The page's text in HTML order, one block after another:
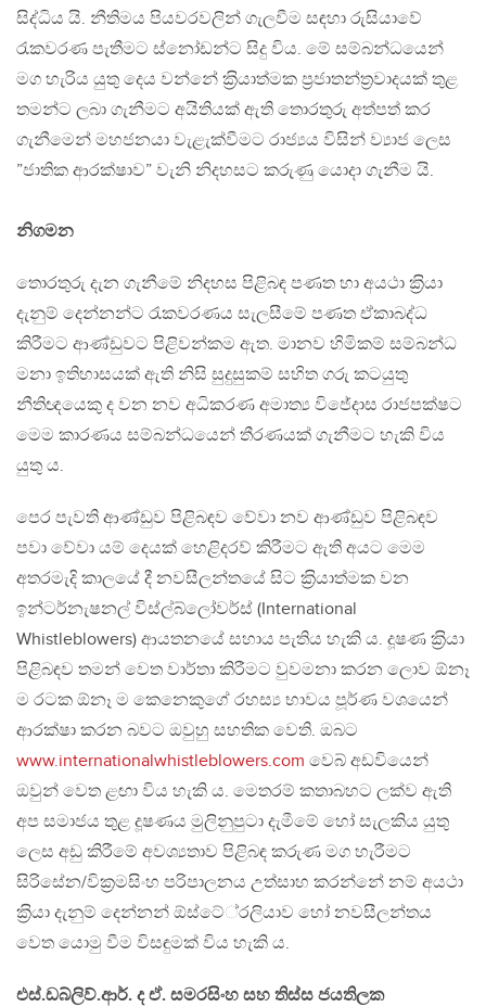
සිද්ධිය යි. නීතිමය පියවරවලින් ගැලවීම සඳහා රුසියාවේ
රැකවරණ පැතීමට ස්නෝඩන්ට සිදු විය. මේ සම්බන්ධයෙන්
මග හැරිය යුතු දෙය වන්නේ ක‍්‍රියාත්මක ප‍්‍රජාතන්ත‍්‍රවාදයක් තුළ
තමන්ට ලබා ගැනීමට අයිතියක් ඇති තොරතුරු අත්පත් කර
ගැනීමෙන් මහජනයා වැළැක්වීමට රාජ්‍යය විසින් ව්‍යාජ ලෙස
”ජාතික ආරක්ෂාව” වැනි නිදහසට කරුණු යොදා ගැනීම යි.
නිගමන
තොරතුරු දැන ගැනීමේ නිදහස පිළිබඳ පණත හා අයථා ක‍්‍රියා
දැනුම් දෙන්නන්ට රැකවරණය සැලසීමේ පණත ඒකාබද්ධ
කිරීමට ආණ්ඩුවට පිළිවන්කම ඇත. මානව හිමිකම් සම්බන්ධ
මනා ඉතිහාසයක් ඇති නිසි සුදුසුකම් සහිත ගරු කටයුතු
නීතිඥයෙකු ද වන නව අධිකරණ අමාත්‍ය විජේදාස රාජපක්ෂට
මෙම කාරණය සම්බන්ධයෙන් තීරණයක් ගැනීමට හැකි විය
යුතු ය.
පෙර පැවති ආණ්ඩුව පිළිබඳව වේවා නව ආණ්ඩුව පිළිබඳව
පවා වේවා යම් දෙයක් හෙළිදරව් කිරීමට ඇති අයට මෙම
අතරමැදි කාලයේ දී නවසීලන්තයේ සිට ක‍්‍රියාත්මක වන
ඉන්ටර්නැෂනල් විස්ල්බ්ලෝවර්ස් (International
Whistleblowers) ආයතනයේ සහාය පැතිය හැකි ය. දූෂණ ක‍්‍රියා
පිළිබඳව තමන් වෙත වාර්තා කිරීමට වුවමනා කරන ලොව ඕනෑ
ම රටක ඕනෑ ම කෙනෙකුගේ රහස්‍ය භාවය පූර්ණ වශයෙන්
ආරක්ෂා කරන බවට ඔවුහු සහතික වෙති. ඔබට
www.internationalwhistleblowers.com වෙබ් අඩවියෙන්
ඔවුන් වෙත ළඟා විය හැකි ය. මෙතරම් කතාබහට ලක්ව ඇති
අප සමාජය තුළ දූෂණය මුලිනුපුටා දැමීමේ හෝ සැලකිය යුතු
ලෙස අඩු කිරීමේ අවශ්‍යතාව පිළිබඳ කරුණ මග හැරීමට
සිරිසේන/වික‍්‍රමසිංහ පරිපාලනය උත්සාහ කරන්නේ නම් අයථා
ක‍්‍රියා දැනුම් දෙන්නන් ඕස්ටේ‍්‍රලියාව හෝ නවසීලන්තය
වෙත යොමු වීම විසඳුමක් විය හැකි ය.
එස්.ඩබ්ලිව්.ආර්. ද ඒ. සමරසිංහ සහ තිස්ස ජයතිලක